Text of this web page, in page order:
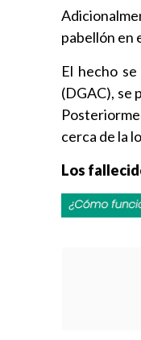
pabellón en
El hecho
(DGAC), se
cerca de la
Los